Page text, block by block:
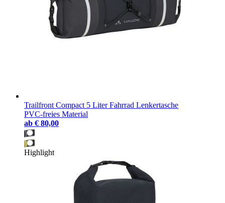
Trailfront Compact 5 Liter Fahrrad Lenkertasche
PVC-freies Material
ab € 80,00
Highlight